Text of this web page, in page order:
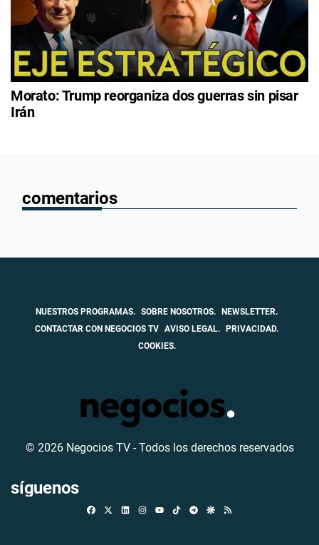
Morato: Trump reorganiza dos guerras sin pisar
Irán
comentarios
NUESTROS PROGRAMAS. SOBRE NOSOTROS. NEWSLETTER.
CONTACTAR CON NEGOCIOS TV AVISO LEGAL. PRIVACIDAD.
COOKIES.
© 2026 Negocios TV - Todos los derechos reservados
síguenos
FacebookLinkedinInstagramTikTokTelegramGoogle Discover